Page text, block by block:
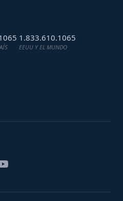
1.833.610.1065
EEUU Y EL MUNDO